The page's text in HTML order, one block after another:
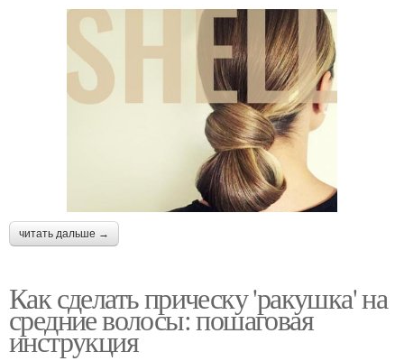
читать дальше →
Как сделать прическу 'ракушка' на
средние волосы: пошаговая
инструкция